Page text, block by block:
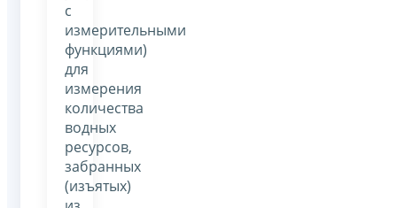
с
измерительными
функциями)
для
измерения
количества
водных
ресурсов,
забранных
(изъятых)